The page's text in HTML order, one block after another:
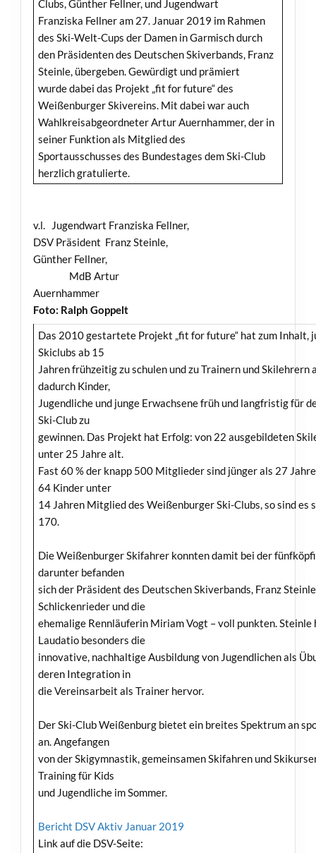
Clubs, Günther Fellner, und Jugendwart
Franziska Fellner am 27. Januar 2019 im Rahmen
des Ski-Welt-Cups der Damen in Garmisch durch
den Präsidenten des Deutschen Skiverbands, Franz
Steinle, übergeben. Gewürdigt und prämiert
wurde dabei das Projekt „fit for future“ des
Weißenburger Skivereins. Mit dabei war auch
Wahlkreisabgeordneter Artur Auernhammer, der in
seiner Funktion als Mitglied des
Sportausschusses des Bundestages dem Ski-Club
herzlich gratulierte.
v.l. Jugendwart Franziska Fellner,
DSV Präsident Franz Steinle,
Günther Fellner,
MdB Artur
Auernhammer
Foto: Ralph Goppelt
Das 2010 gestartete Projekt „fit for future“ hat zum Inhalt,
Skiclubs ab 15
Jahren frühzeitig zu schulen und zu Trainern und Skilehrern
dadurch Kinder,
Jugendliche und junge Erwachsene früh und langfristig für
Ski-Club zu
gewinnen. Das Projekt hat Erfolg: von 22 ausgebildeten
unter 25 Jahre alt.
Fast 60 % der knapp 500 Mitglieder sind jünger als 27
64 Kinder unter
14 Jahren Mitglied des Weißenburger Ski-Clubs, so sind es
170.
Die Weißenburger Skifahrer konnten damit bei der
darunter befanden
sich der Präsident des Deutschen Skiverbands, Franz
Schlickenrieder und die
ehemalige Rennläuferin Miriam Vogt – voll punkten. Steinle
Laudatio besonders die
innovative, nachhaltige Ausbildung von Jugendlichen als
deren Integration in
die Vereinsarbeit als Trainer hervor.
Der Ski-Club Weißenburg bietet ein breites Spektrum an
an. Angefangen
von der Skigymnastik, gemeinsamen Skifahren und
Training für Kids
und Jugendliche im Sommer.
Bericht DSV Aktiv Januar 2019
Link auf die DSV-Seite: